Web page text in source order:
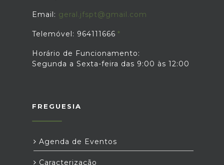
Email: geral.jfspt@gmail.com
Telemóvel: 964111666
Horário de Funcionamento:
Segunda a Sexta-feira das 9:00 às 12:00
FREGUESIA
Agenda de Eventos
Caracterização